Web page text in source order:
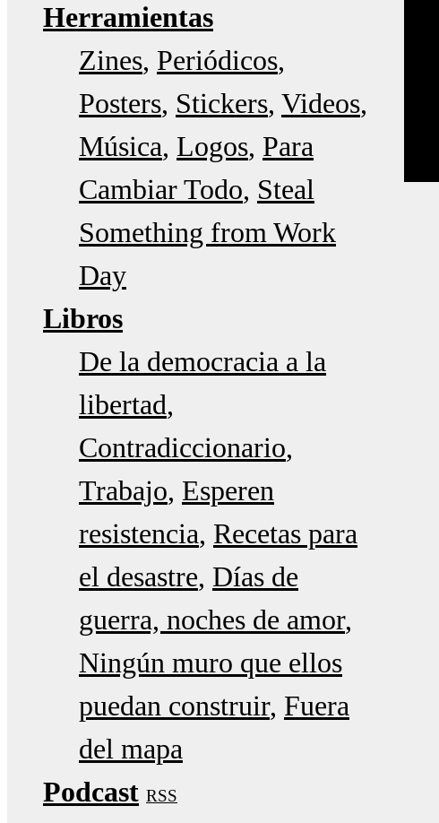
Herramientas
Zines Periódicos
Posters Stickers Videos
Música Logos Para
Cambiar Todo Steal
Something from Work
Day
Libros
De la democracia a la
libertad
Contradiccionario
Trabajo Esperen
resistencia Recetas para
el desastre Días de
guerra, noches de amor
Ningún muro que ellos
puedan construir Fuera
del mapa
Podcast RSS